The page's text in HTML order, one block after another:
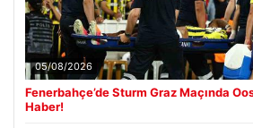
05/08/2026
Fenerbahçe’de Sturm Graz Maçında
Haber!